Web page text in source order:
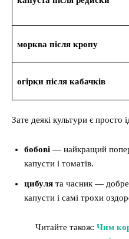
морква після кропу
огірки після кабачків
Зате деякі культури є просто
бобові — найкращий
капусти і томатів.
цибуля та часник — добре
капусти і самі трохи
Читайте також: Чим